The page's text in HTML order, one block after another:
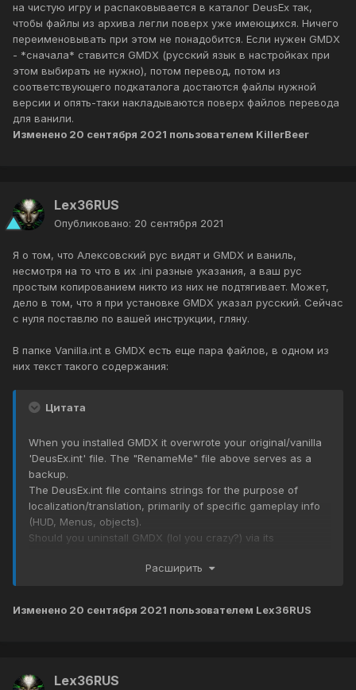
на чистую игру и распаковывается в каталог DeusEx так,
чтобы файлы из архива легли поверх уже имеющихся. Ничего
переименовывать при этом не понадобится. Если нужен GMDX
- *сначала* ставится GMDX (русский язык в настройках при
этом выбирать не нужно), потом перевод, потом из
соответствующего подкаталога достаются файлы нужной
версии и опять-таки накладываются поверх файлов перевода
для ванили.
Изменено 20 сентября 2021 пользователем KillerBeer
Lex36RUS
Опубликовано: 20 сентября 2021
Я о том, что Алексовский рус видят и GMDX и ваниль,
несмотря на то что в их .ini разные указания, а ваш рус
простым копированием никто из них не подтягивает. Может,
дело в том, что я при установке GMDX указал русский. Сейчас
с нуля поставлю по вашей инструкции, гляну.
В папке Vanilla.int в GMDX есть еще пара файлов, в одном из
них текст такого содержания:
Цитата
When you installed GMDX it overwrote your original/vanilla
'DeusEx.int' file. The "RenameMe" file above serves as a
backup.
The DeusEx.int file contains strings for the purpose of
localization/translation, primarily of specific gameplay info
(HUD, Menus, objects).
Should you uninstall GMDX (lol you crazy?) via its
DeusEx.int file and this can safely be ignored.
DeusEx\System.
Расширить
Изменено 20 сентября 2021 пользователем Lex36RUS
Lex36RUS